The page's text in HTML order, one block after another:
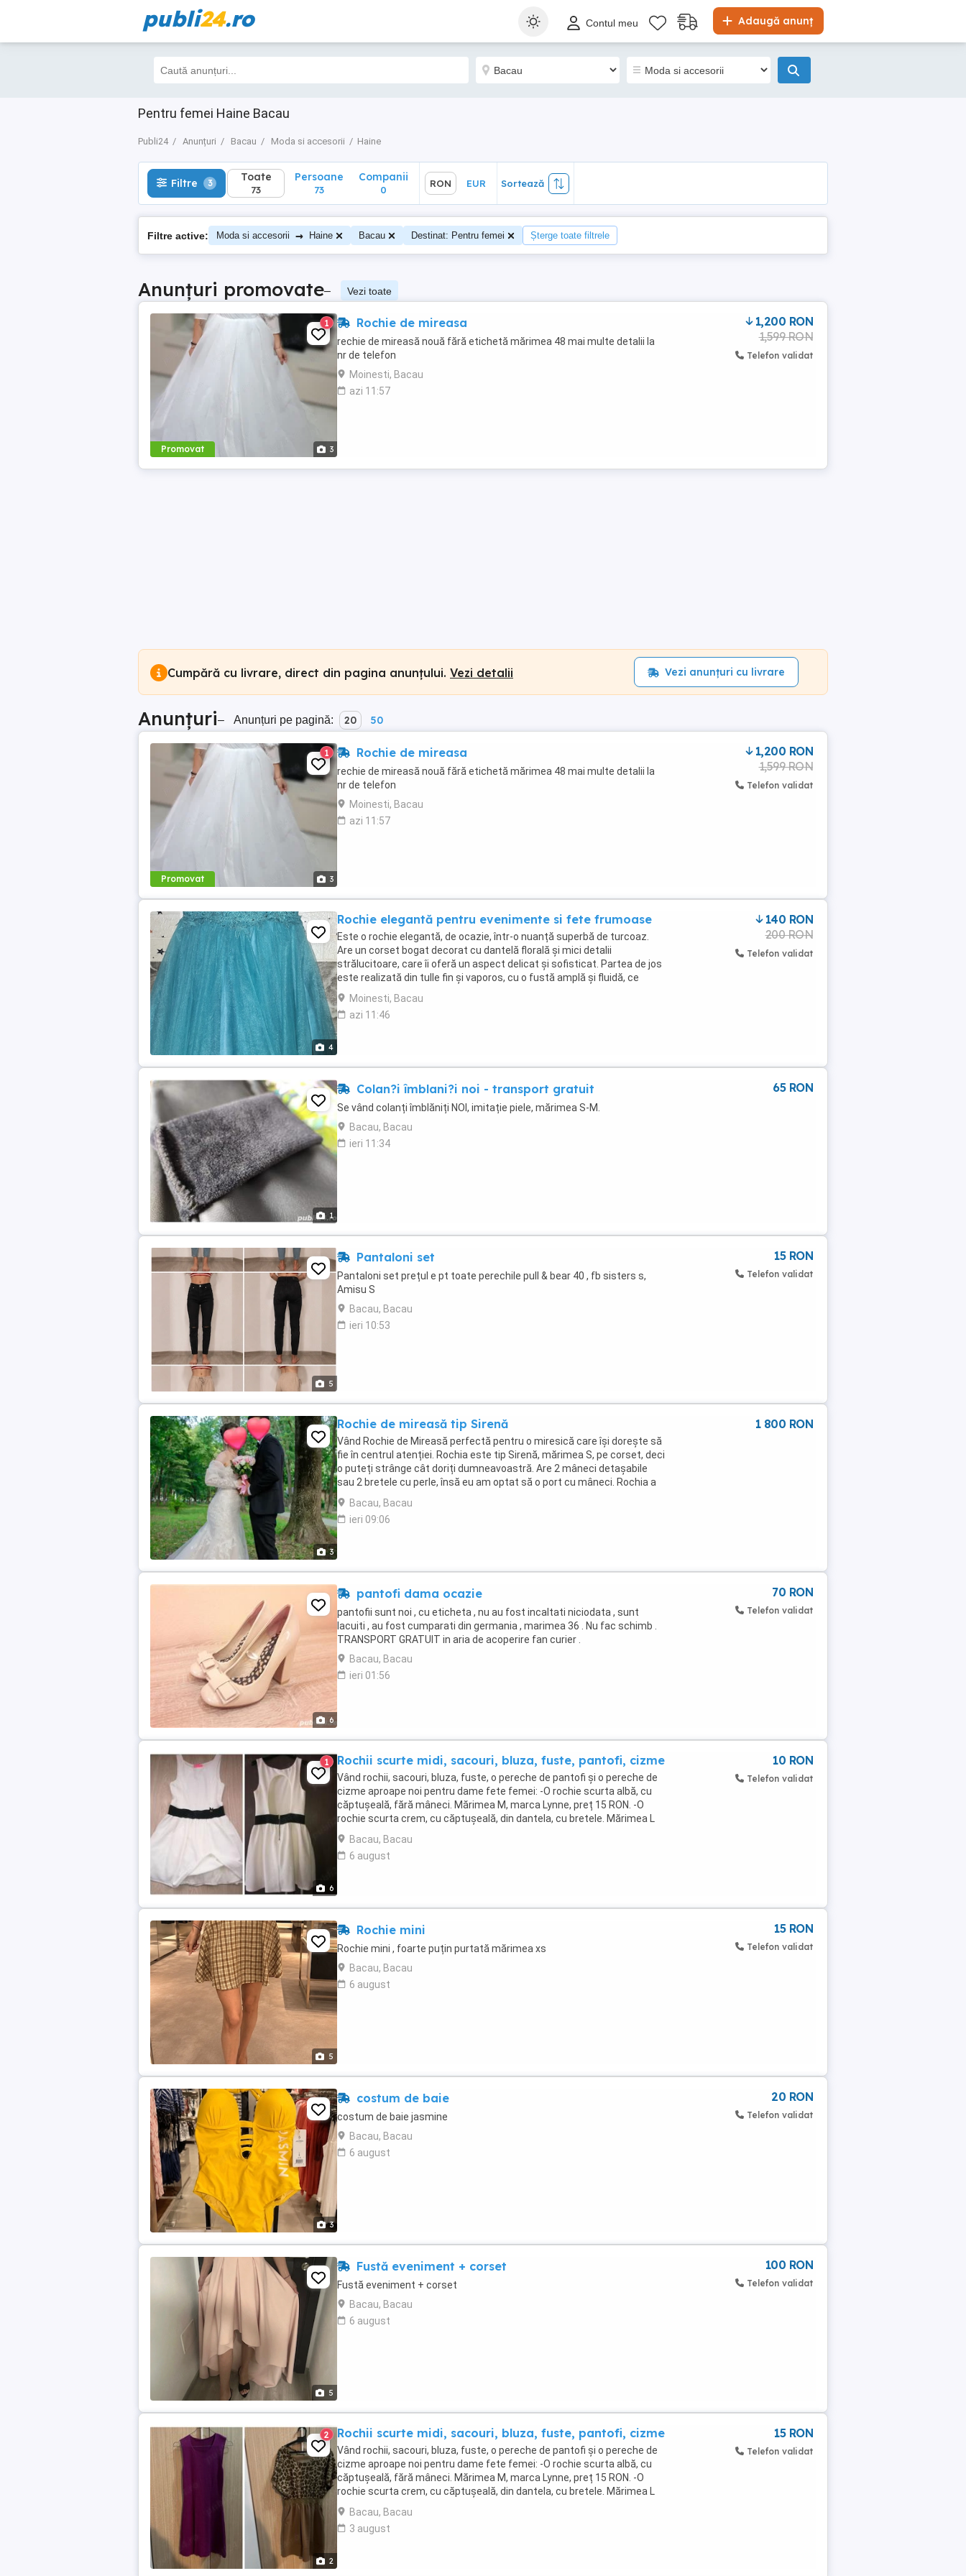
publi24.ro Adaugă anunț
Contul meu
Pentru femei Haine Bacau
Publi24 Anunțuri Bacau Moda si accesorii Haine
Filtre 3 Toate
73
Sortează
Filtre 3 Toate
73
Persoane
73
Companii
0
RON EUR Sortează
Filtre active: Moda si accesorii → Haine Bacau Destinat: Pentru femei Șterge toate filtrele
Anunțuri promovate– Vezi toate
Promovat 3
1 Rochie de mireasa
rechie de mireasă nouă fără etichetă mărimea 48 mai multe detalii la
nr de telefon
Moinesti, Bacau
azi 11:57
1,200 RON
1,599 RON
Telefon validat
Cumpără cu livrare, direct din pagina anunțului. Vezi detalii Vezi anunțuri cu livrare
Anunțuri– Anunțuri pe pagină: 20 50
Promovat 3
1 Rochie de mireasa
rechie de mireasă nouă fără etichetă mărimea 48 mai multe detalii la
nr de telefon
Moinesti, Bacau
azi 11:57
1,200 RON
1,599 RON
Telefon validat
4
Rochie elegantă pentru evenimente si fete frumoase
Este o rochie elegantă, de ocazie, într-o nuanță superbă de turcoaz.
Are un corset bogat decorat cu dantelă florală și mici detalii
strălucitoare, care îi oferă un aspect delicat și sofisticat. Partea de jos
este realizată din tulle fin și vaporos, cu o fustă amplă și fluidă, ce
creează un efect de prințesă. ...
Moinesti, Bacau
azi 11:46
140 RON
200 RON
Telefon validat
1
Colan?i îmblani?i noi - transport gratuit
Se vând colanți îmblăniți NOI, imitație piele, mărimea S-M.
Bacau, Bacau
ieri 11:34
65 RON
5
Pantaloni set
Pantaloni set prețul e pt toate perechile pull & bear 40 , fb sisters s,
Amisu S
Bacau, Bacau
ieri 10:53
15 RON
Telefon validat
3
Rochie de mireasă tip Sirenă
Vând Rochie de Mireasă perfectă pentru o miresică care își dorește să
fie în centrul atenției. Rochia este tip Sirenă, mărimea S, pe corset, deci
o puteți strânge cât doriți dumneavoastră. Are 2 mâneci detașabile
sau 2 bretele cu perle, însă eu am optat să o port cu mâneci. Rochia a
fost curățată și ...
Bacau, Bacau
ieri 09:06
1 800 RON
6
pantofi dama ocazie
pantofii sunt noi , cu eticheta , nu au fost incaltati niciodata , sunt
lacuiti , au fost cumparati din germania , marimea 36 . Nu fac schimb .
TRANSPORT GRATUIT in aria de acoperire fan curier .
Bacau, Bacau
ieri 01:56
70 RON
Telefon validat
6
1 Rochii scurte midi, sacouri, bluza, fuste, pantofi, cizme
Vând rochii, sacouri, bluza, fuste, o pereche de pantofi și o pereche de
cizme aproape noi pentru dame fete femei: -O rochie scurta albă, cu
căptușeală, fără mâneci. Mărimea M, marca Lynne, preț 15 RON. -O
rochie scurta crem, cu căptușeală, din dantela, cu bretele. Mărimea L
40, marca Vitrin, preț ...
Bacau, Bacau
6 august
10 RON
Telefon validat
5
Rochie mini
Rochie mini , foarte puțin purtată mărimea xs
Bacau, Bacau
6 august
15 RON
Telefon validat
3
costum de baie
costum de baie jasmine
Bacau, Bacau
6 august
20 RON
Telefon validat
5
Fustă eveniment + corset
Fustă eveniment + corset
Bacau, Bacau
6 august
100 RON
Telefon validat
2
2 Rochii scurte midi, sacouri, bluza, fuste, pantofi, cizme
Vând rochii, sacouri, bluza, fuste, o pereche de pantofi și o pereche de
cizme aproape noi pentru dame fete femei: -O rochie scurta albă, cu
căptușeală, fără mâneci. Mărimea M, marca Lynne, preț 15 RON. -O
rochie scurta crem, cu căptușeală, din dantela, cu bretele. Mărimea L
40, marca Vitrin, preț ...
Bacau, Bacau
3 august
15 RON
Telefon validat